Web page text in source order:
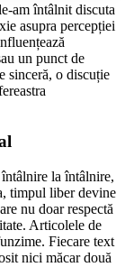
am întâlnit discuta
asupra percepției
un punct de
sinceră, o discuție
la întâlnire,
timpul liber devine
nu doar respectă
Articolele de
Fiecare text
nici măcar două